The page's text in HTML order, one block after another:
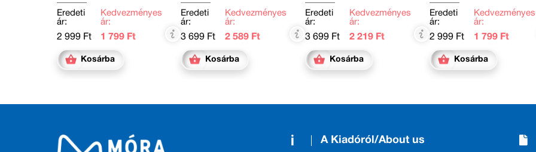
Eredeti
ár:
2 999 Ft
Kedvezményes
ár:
1 799 Ft
Kosárba
Eredeti
ár:
3 699 Ft
Kedvezményes
ár:
2 589 Ft
Kosárba
Eredeti
ár:
3 699 Ft
Kedvezményes
ár:
2 219 Ft
Kosárba
Eredeti
ár:
2 999 Ft
Kedvezményes
ár:
1 799 Ft
Kosárba
A Kiadóról/About us